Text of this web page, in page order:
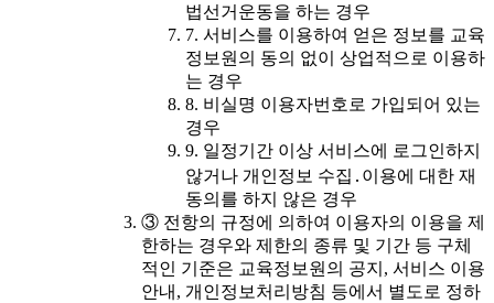
법선거운동을 하는 경우
7. 서비스를 이용하여 얻은 정보를 교육
정보원의 동의 없이 상업적으로 이용하
는 경우
8. 비실명 이용자번호로 가입되어 있는
경우
9. 일정기간 이상 서비스에 로그인하지
않거나 개인정보 수집․이용에 대한 재
동의를 하지 않은 경우
③ 전항의 규정에 의하여 이용자의 이용을 제
한하는 경우와 제한의 종류 및 기간 등 구체
적인 기준은 교육정보원의 공지, 서비스 이용
안내, 개인정보처리방침 등에서 별도로 정하